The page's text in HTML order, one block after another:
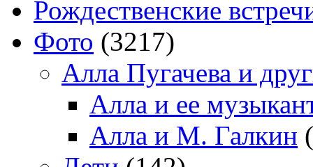
Рождественские
Фото (3217)
Алла Пугачева и
Алла и ее
Алла и М. Галкин